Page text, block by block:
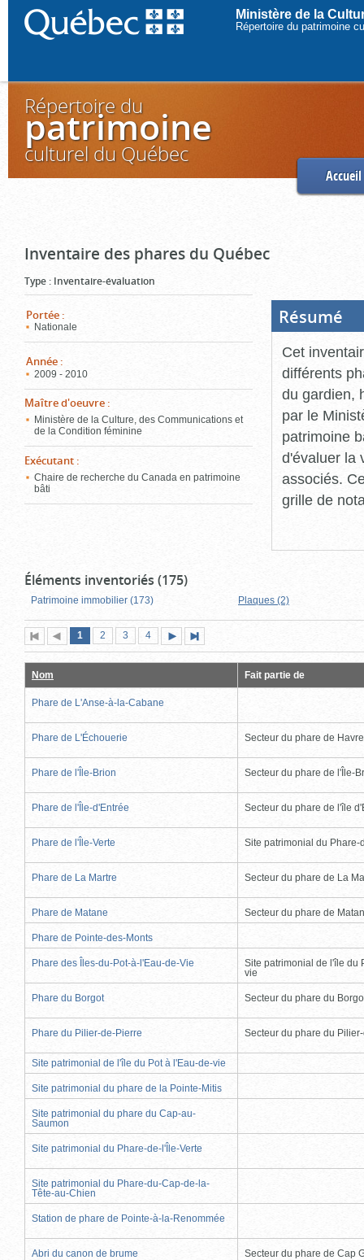
Ministère de la
Répertoire du patrimoine
Répertoire du
patrimoine
culturel du Québec
Accueil
Inventaire des phares du Québec
Type : Inventaire-évaluation
Portée :
Nationale
Année :
2009 - 2010
Maître d'oeuvre :
Ministère de la Culture, des Communications et
de la Condition féminine
Exécutant :
Chaire de recherche du Canada en patrimoine
bâti
Résumé
Cet
différents
du gardien,
par le
patrimoine
d'évaluer la
associés.
grille de
Éléments inventoriés (175)
Patrimoine immobilier (173) Plaques (2)
Première
page
Page
précédente
Page
1 (page
actuelle)
Page
2 Page
3 Page
4
suivante
page
Nom Fait partie de
Phare de L'Anse-à-la-Cabane
Phare de L'Échouerie Secteur du phare de
Phare de l'Île-Brion Secteur du phare de l'Île-
Phare de l'Île-d'Entrée Secteur du phare de l'île
Phare de l'Île-Verte Site patrimonial du Phare-
Phare de La Martre Secteur du phare de La
Phare de Matane Secteur du phare de
Phare de Pointe-des-Monts
Phare des Îles-du-Pot-à-l'Eau-de-Vie
Site patrimonial de l'île du
vie
Phare du Borgot Secteur du phare du
Phare du Pilier-de-Pierre Secteur du phare du
Site patrimonial de l'île du Pot à l'Eau-de-vie
Site patrimonial du phare de la Pointe-Mitis
Site patrimonial du phare du Cap-au-
Saumon
Site patrimonial du Phare-de-l'Île-Verte
Site patrimonial du Phare-du-Cap-de-la-
Tête-au-Chien
Station de phare de Pointe-à-la-Renommée
Abri du canon de brume Secteur du phare de Cap